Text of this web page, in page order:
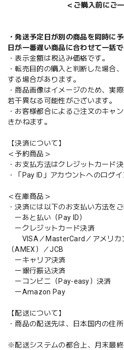
＜ご購入前にご
・発送予定日が別の商品を同時に
日が一番遅い商品に合わせて一括
・表示金額は税込み価格です。
・転売目的の購入と判断した場合
する場合があります。
・商品画像はイメージのため、実
若干異なる可能性がございます。
・お客様都合によるご注文のキャ
きかねます。
【決済について】
＜予約商品＞
・お支払方法はクレジットカード
・「Pay ID」アカウントへのログ
＜在庫商品＞
・決済には以下のお支払い方法を
ーあと払い（Pay ID）
ークレジットカード決済
VISA／MasterCard／アメリカ
（AMEX）／JCB
ーキャリア決済
ー銀行振込決済
ーコンビニ（Pay-easy）決済
ーAmazon Pay
【配送について】
・商品の配送先は、日本国内の住
※配送システムの都合上、月末最